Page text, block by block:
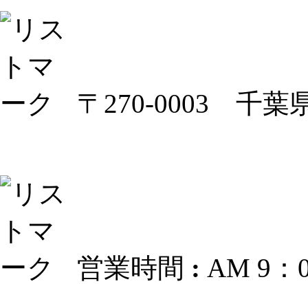
〒270-0003 千葉
営業時間 : AM 9：